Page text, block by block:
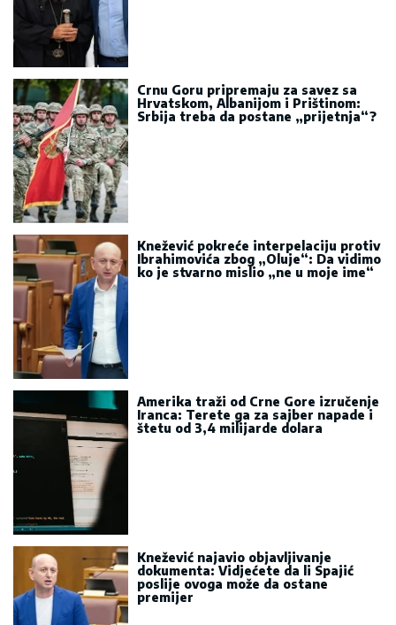
Crnu Goru pripremaju za savez sa
Hrvatskom, Albanijom i Prištinom:
Srbija treba da postane „prijetnja“?
Knežević pokreće interpelaciju protiv
Ibrahimovića zbog „Oluje“: Da vidimo
ko je stvarno mislio „ne u moje ime“
Amerika traži od Crne Gore izručenje
Iranca: Terete ga za sajber napade i
štetu od 3,4 milijarde dolara
Knežević najavio objavljivanje
dokumenta: Vidjećete da li Spajić
poslije ovoga može da ostane
premijer